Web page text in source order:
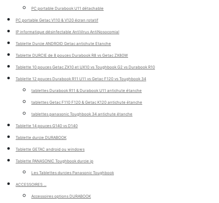
PC portable Durabook U11 détachable
PC portable Getac V110 & V120 écran rotatif
IP informatique désinfectable AntiVirus AntiNosocomial
Tablette Durcie ANDROID Getac antichute Etanche
Tablette DURCIE de 8 pouces Durabook R8 vs Getac ZX80W
Tablette 10 pouces Getac ZX10 et UX10 vs Toughbook G2 vs Durabook R10
Tablette 12 pouces Durabook R11 U11 vs Getac F120 vs Toughbook 34
tablettes Durabook R11 & Durabook U11 antichute étanche
tablettes Getac F110 F120 & Getac K120 antichute étanche
tablettes panasonic Toughbook 34 antichute étanche
Tablette 14 pouces G140 vs D140
Tablette durcie DURABOOK
Tablette GETAC android ou windows
Tablette PANASONIC Toughbook durcie ip
Les Tablettes durcies Panasonic Toughbook
ACCESSOIRES ...
Accessoires options DURABOOK